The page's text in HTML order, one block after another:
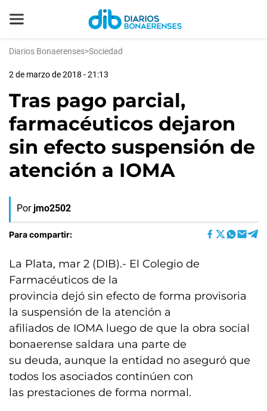
Diarios Bonaerenses>Sociedad
2 de marzo de 2018 - 21:13
Tras pago parcial,
farmacéuticos dejaron
sin efecto suspensión de
atención a IOMA
Por jmo2502
Para compartir:
La Plata, mar 2 (DIB).- El Colegio de
Farmacéuticos de la
provincia dejó sin efecto de forma provisoria
la suspensión de la atención a
afiliados de IOMA luego de que la obra social
bonaerense saldara una parte de
su deuda, aunque la entidad no aseguró que
todos los asociados continúen con
las prestaciones de forma normal.